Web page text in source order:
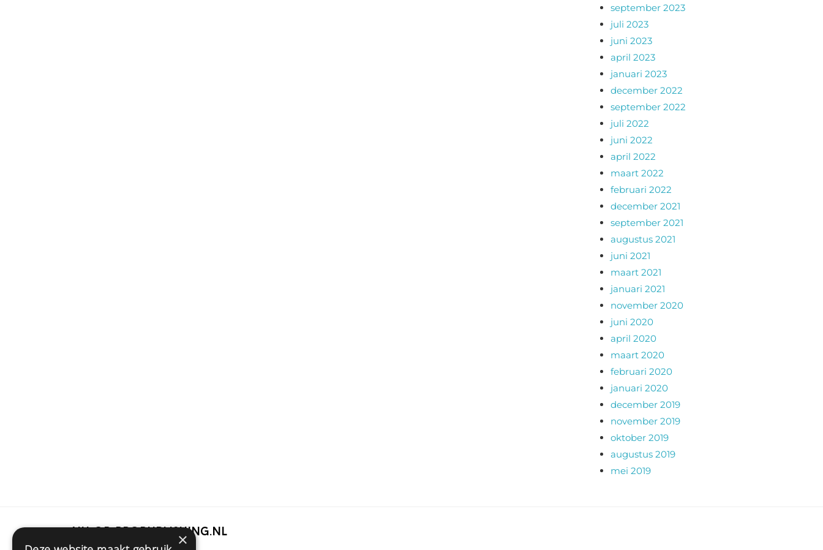
september 2023
juli 2023
juni 2023
april 2023
januari 2023
december 2022
september 2022
juli 2022
juni 2022
april 2022
maart 2022
februari 2022
december 2021
september 2021
augustus 2021
juni 2021
maart 2021
januari 2021
november 2020
juni 2020
april 2020
maart 2020
februari 2020
januari 2020
december 2019
november 2019
oktober 2019
augustus 2019
mei 2019
Nu op Propublishing.nl
×